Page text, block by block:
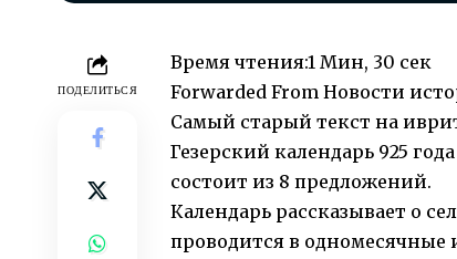
ПОДЕЛИТЬСЯ
Время чтения:1 Мин, 30 сек
Forwarded From Новости
Самый старый текст на
Гезерский календарь 925
состоит из 8 предложений.
Календарь рассказывает о
проводится в